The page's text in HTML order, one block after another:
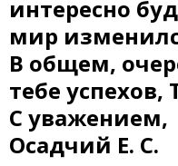
интересно
мир
В общем,
тебе успехов,
С уважением,
Осадчий Е. С.